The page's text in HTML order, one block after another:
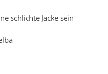
schlichte Jacke sein